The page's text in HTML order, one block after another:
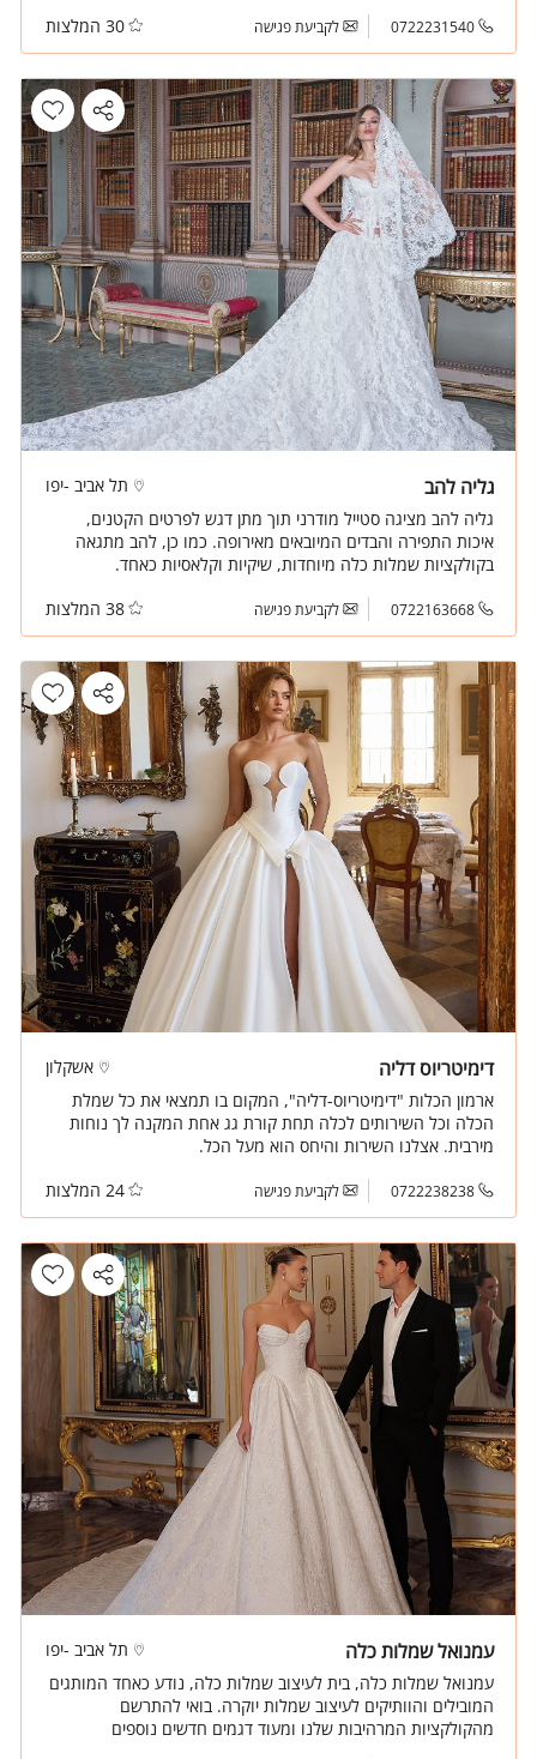
0722231540 לקביעת פגישה 30 המלצות
גליה להב
תל אביב -יפו
גליה להב מציגה סטייל מודרני תוך מתן דגש לפרטים הקטנים,
איכות התפירה והבדים המיובאים מאירופה. כמו כן, להב מתגאה
בקולקציות שמלות כלה מיוחדות, שיקיות וקלאסיות כאחד.
0722163668 לקביעת פגישה 38 המלצות
דימיטריוס דליה
אשקלון
ארמון הכלות "דימיטריוס-דליה", המקום בו תמצאי את כל שמלת
הכלה וכל השירותים לכלה תחת קורת גג אחת המקנה לך נוחות
מירבית. אצלנו השירות והיחס הוא מעל הכל.
0722238238 לקביעת פגישה 24 המלצות
עמנואל שמלות כלה
תל אביב -יפו
עמנואל שמלות כלה, בית לעיצוב שמלות כלה, נודע כאחד המותגים
המובילים והוותיקים לעיצוב שמלות יוקרה. בואי להתרשם
מהקולקציות המרהיבות שלנו ומעוד דגמים חדשים נוספים